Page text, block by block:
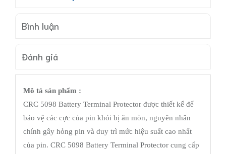
Bình luận
Đánh giá
Mô tả sản phẩm :
CRC 5098 Battery Terminal Protector được thiết kế để
bảo vệ các cực của pin khỏi bị ăn mòn, nguyên nhân
chính gây hỏng pin và duy trì mức hiệu suất cao nhất
của pin. CRC 5098 Battery Terminal Protector cung cấp